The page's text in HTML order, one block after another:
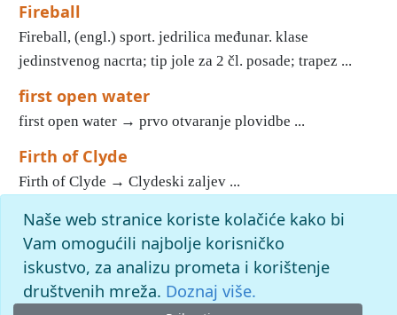
Fireball
Fireball, (engl.) sport. jedrilica međunar. klase
jedinstvenog nacrta; tip jole za 2 čl. posade; trapez ...
first open water
first open water → prvo otvaranje plovidbe ...
Firth of Clyde
Firth of Clyde → Clydeski zaljev ...
Početak « 11 12 13 14 15 16 17 18 19 20
slovo f : pronađenih odgovora: 345; vrijeme izvršavanja
upita: 13 ms
Naše web stranice koriste kolačiće kako bi
Vam omogućili najbolje korisničko
iskustvo, za analizu prometa i korištenje
društvenih mreža. Doznaj više.